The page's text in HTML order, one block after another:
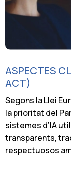
ASPECTES
ACT)
Segons la Llei
la prioritat del
sistemes d’IA
transparents,
respectuosos